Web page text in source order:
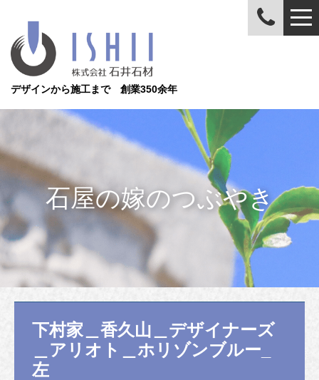
デザインから施工まで 創業350余年
石屋の嫁のつぶやき
下村家＿香久山＿デザイナーズ
＿アリオト＿ホリゾンブルー_
左